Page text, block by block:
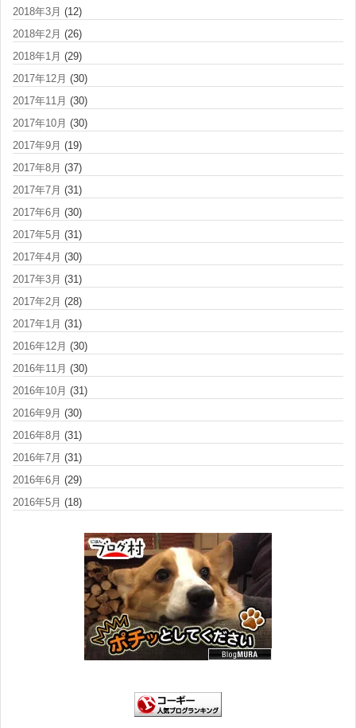
2018年3月 (12)
2018年2月 (26)
2018年1月 (29)
2017年12月 (30)
2017年11月 (30)
2017年10月 (30)
2017年9月 (19)
2017年8月 (37)
2017年7月 (31)
2017年6月 (30)
2017年5月 (31)
2017年4月 (30)
2017年3月 (31)
2017年2月 (28)
2017年1月 (31)
2016年12月 (30)
2016年11月 (30)
2016年10月 (31)
2016年9月 (30)
2016年8月 (31)
2016年7月 (31)
2016年6月 (29)
2016年5月 (18)